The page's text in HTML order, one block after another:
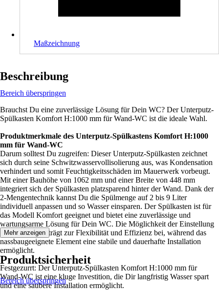
Maßzeichnung
Beschreibung
Bereich überspringen
Brauchst Du eine zuverlässige Lösung für Dein WC? Der Unterputz-
Spülkasten Komfort H:1000 mm für Wand-WC ist die ideale Wahl.
Produktmerkmale des Unterputz-Spülkastens Komfort H:1000
mm für Wand-WC
Darum solltest Du zugreifen: Dieser Unterputz-Spülkasten zeichnet
sich durch seine Schwitzwasservollisolierung aus, was Kondensation
verhindert und somit Feuchtigkeitsschäden im Mauerwerk vorbeugt.
Mit einer Bauhöhe von 1062 mm und einer Breite von 448 mm
integriert sich der Spülkasten platzsparend hinter der Wand. Dank der
2-Mengentechnik kannst Du die Spülmenge auf 2 bis 9 Liter
individuell anpassen und so Wasser einsparen. Der Spülkasten ist für
das Modell Komfort geeignet und bietet eine zuverlässige und
wartungsarme Lösung für Dein WC. Die Möglichkeit der Einstellung
der Spülmenge trägt zur Flexibilität und Effizienz bei, während das
nassbaugeeignete Element eine stabile und dauerhafte Installation
ermöglicht.
Festgezurrt: Der Unterputz-Spülkasten Komfort H:1000 mm für
Wand-WC ist eine kluge Investition, die Dir langfristig Wasser spart
und eine saubere Installation ermöglicht.
Mehr anzeigen
Produktsicherheit
Bereich überspringen